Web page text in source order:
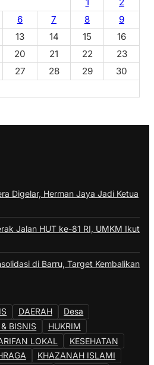
6 7 8
9
13 14 15
16
20 21 22
23
27 28 29
30
Digelar, Herman Jaya Jadi Ketua
Jalan HUT ke-81 RI, UMKM Ikut
di Barru, Target Kembalikan
DAERAH
Desa
BISNIS
HUKRIM
LOKAL
KESEHATAN
KHAZANAH ISLAMI